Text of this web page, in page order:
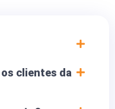
clientes da